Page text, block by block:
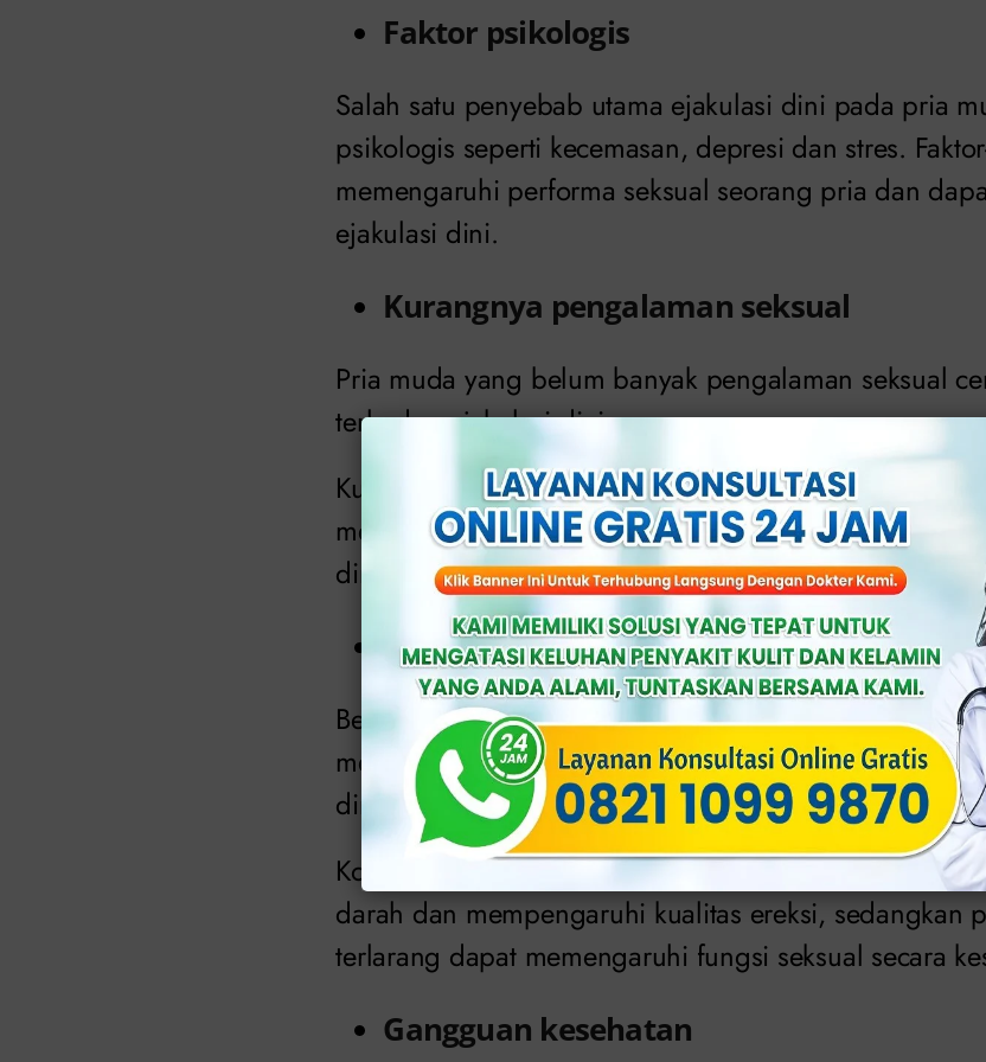
Faktor psikologis
Salah satu penyebab utama ejakulasi dini pada pria
psikologis seperti kecemasan, depresi dan stres.
memengaruhi performa seksual seorang pria dan
ejakulasi dini.
Kurangnya pengalaman seksual
Pria muda yang belum banyak pengalaman seksual
terhadap ejakulasi dini.
Kurangnya pengalaman dan rasa percaya diri dalam
menyebabkan kecemasan dan ketidaknyamanan
dini.
Kebiasaan buruk
Beberapa kebiasaan buruk seperti konsumsi alkohol
merokok dan penggunaan obat-obatan terlarang
dini pada pria muda.
Konsumsi alkohol yang berlebihan dan merokok
darah dan mempengaruhi kualitas ereksi, sedangkan
terlarang dapat memengaruhi fungsi seksual secara
Gangguan kesehatan